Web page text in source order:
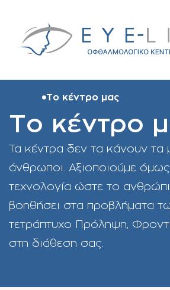
Το κέντρο μας
Το κέντρο
Τα κέντρα δεν τα κάνουν τα
άνθρωποι. Αξιοποιούμε
τεχνολογία ώστε το
βοηθήσει στα προβλήματα
τετράπτυχο Πρόληψη,
στη διάθεση σας.